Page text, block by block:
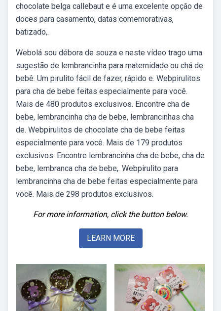
chocolate belga callebaut e é uma excelente opção de
doces para casamento, datas comemorativas,
batizado,.
Webolá sou débora de souza e neste vídeo trago uma
sugestão de lembrancinha para maternidade ou chá de
bebê. Um pirulito fácil de fazer, rápido e. Webpirulitos
para cha de bebe feitas especialmente para você.
Mais de 480 produtos exclusivos. Encontre cha de
bebe, lembrancinha cha de bebe, lembrancinhas cha
de. Webpirulitos de chocolate cha de bebe feitas
especialmente para você. Mais de 179 produtos
exclusivos. Encontre lembrancinha cha de bebe, cha de
bebe, lembranca cha de bebe,. Webpirulito para
lembrancinha cha de bebe feitas especialmente para
você. Mais de 298 produtos exclusivos.
For more information, click the button below.
LEARN MORE